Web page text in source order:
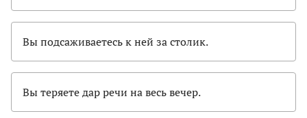
Вы подсаживаетесь к ней за столик.
Вы теряете дар речи на весь вечер.